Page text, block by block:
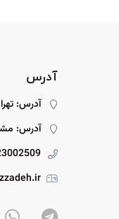
آدرس
آدرس:
آدرس: مشهد،
09023002509 (9 صبح تا 5 عصر